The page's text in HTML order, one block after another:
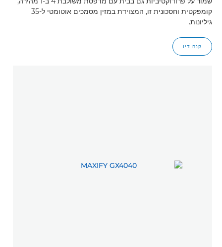
קומפקטית וחסכונית זו, המצוידת במזין מסמכים אוטומטי ל-35
גיליונות.
קנה דיו